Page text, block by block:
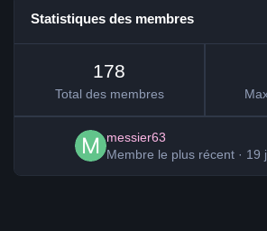
Statistiques des membres
178
Total des membres
messier63
Membre le plus récent · 19